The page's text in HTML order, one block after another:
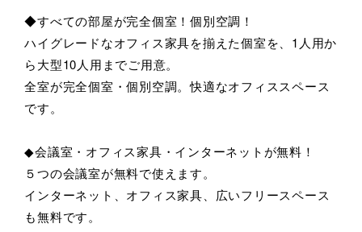
◆すべての部屋が完全個室！個別空調！
ハイグレードなオフィス家具を揃えた個室を、1人用か
ら大型10人用までご用意。
全室が完全個室・個別空調。快適なオフィススペース
です。
◆会議室・オフィス家具・インターネットが無料！
５つの会議室が無料で使えます。
インターネット、オフィス家具、広いフリースペース
も無料です。